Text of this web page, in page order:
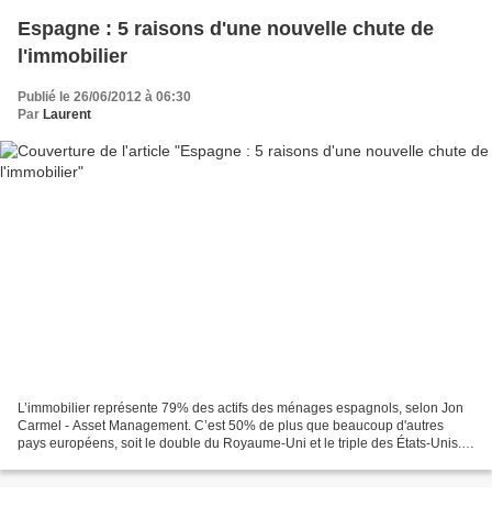
Espagne : 5 raisons d'une nouvelle chute de
l'immobilier
Publié le 26/06/2012 à 06:30
Par Laurent
L’immobilier représente 79% des actifs des ménages espagnols, selon Jon
Carmel - Asset Management. C’est 50% de plus que beaucoup d'autres
pays européens, soit le double du Royaume-Uni et le triple des États-Unis.